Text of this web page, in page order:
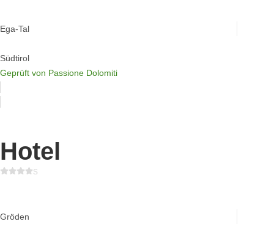
Ega-Tal
Südtirol
Geprüft von Passione Dolomiti
Hotel
s
Gröden